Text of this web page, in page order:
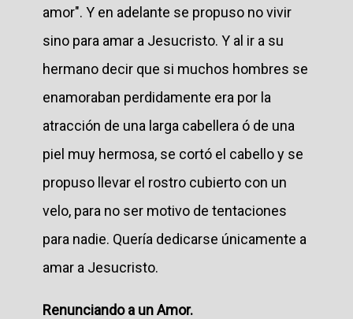
amor". Y en adelante se propuso no vivir
sino para amar a Jesucristo. Y al ir a su
hermano decir que si muchos hombres se
enamoraban perdidamente era por la
atracción de una larga cabellera ó de una
piel muy hermosa, se cortó el cabello y se
propuso llevar el rostro cubierto con un
velo, para no ser motivo de tentaciones
para nadie. Quería dedicarse únicamente a
amar a Jesucristo.
Renunciando a un Amor.